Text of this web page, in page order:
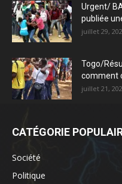
Urgent/
publiée
juillet 29,
Togo/
comment
juillet 21,
CATÉGORIE
Société
Politique